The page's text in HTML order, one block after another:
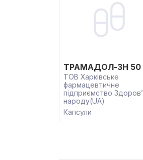
ТРАМАДОЛ-ЗН 50
ТОВ Харківське
фармацевтичне
підприємство
народу(UA)
Капсули